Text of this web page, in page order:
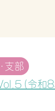
支部
（令和8